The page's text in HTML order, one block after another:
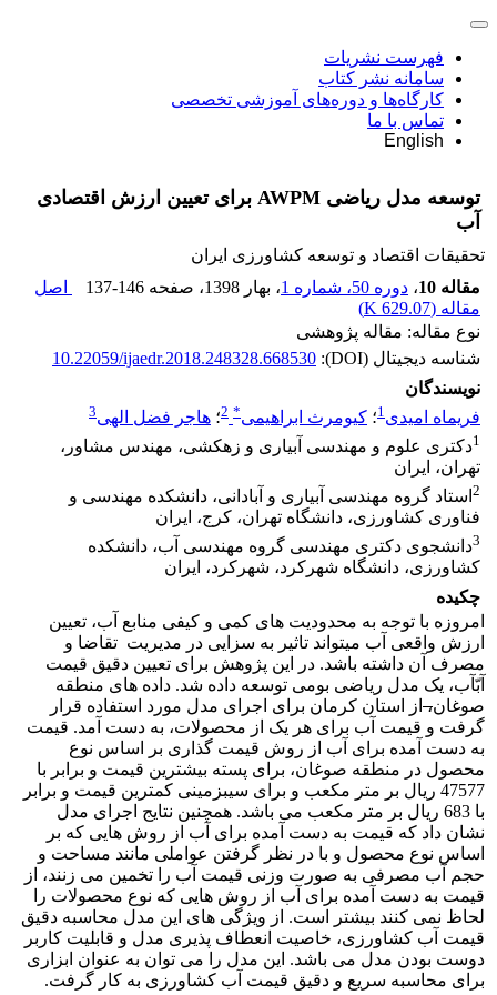
فهرست نشریات
سامانه نشر کتاب
کارگاه‌ها و دوره‌های آموزشی تخصصی
تماس با ما
English
توسعه مدل ریاضی AWPM برای تعیین ارزش اقتصادی
آب
تحقیقات اقتصاد و توسعه کشاورزی ایران
مقاله 10
، دوره 50، شماره 1 ، بهار 1398 ، صفحه 137-146
اصل
مقاله (629.07 K
)
نوع مقاله: مقاله پژوهشی
شناسه دیجیتال (DOI):
10.22059/ijaedr.2018.248328.668530
نویسندگان
فریماه امیدی1؛ کیومرث ابراهیمی*
2؛ هاجر فضل الهی3
1دکتری علوم و مهندسی آبیاری و زهکشی، مهندس مشاور،
تهران، ایران
2 استاد گروه مهندسی آبیاری و آبادانی، دانشکده مهندسی و
فناوری کشاورزی، دانشگاه تهران، کرج، ایران
3دانشجوی دکتری مهندسی گروه مهندسی آب، دانشکده
کشاورزی، دانشگاه شهرکرد، شهرکرد، ایران
چکیده
امروزه با توجه به محدودیت های کمی و کیفی منابع آب، تعیین
ارزش واقعی آب می­تواند تاثیر به سزایی در مدیریت تقاضا و
مصرف آن داشته باشد. در این پژوهش برای تعیین دقیق قیمت
آبّآب، یک مدل ریاضی بومی توسعه داده شد. داده های منطقه
صوغان، از استان کرمان برای اجرای مدل مورد استفاده قرار
گرفت و قیمت آب برای هر یک از محصولات، به دست آمد. قیمت
به دست آمده برای آب از روش قیمت گذاری بر اساس نوع
محصول در منطقه صوغان، برای پسته بیشترین قیمت و برابر با
47577 ریال بر متر مکعب و برای سیب­زمینی کمترین قیمت و برابر
با 683 ریال بر متر مکعب می باشد. همچنین نتایج اجرای مدل
نشان داد که قیمت به دست آمده برای آب از روش هایی که بر
اساس نوع محصول و با در نظر گرفتن عواملی مانند مساحت و
حجم آب مصرفی به صورت وزنی قیمت آب را تخمین می زنند، از
قیمت به دست آمده برای آب از روش هایی که نوع محصولات را
لحاظ نمی کنند بیشتر است. از ویژگی های این مدل محاسبه دقیق
قیمت آب کشاورزی، خاصیت انعطاف پذیری مدل و قابلیت کاربر
دوست بودن مدل می باشد. این مدل را می توان به عنوان ابزاری
برای محاسبه سریع و دقیق قیمت آب کشاورزی به کار گرفت.